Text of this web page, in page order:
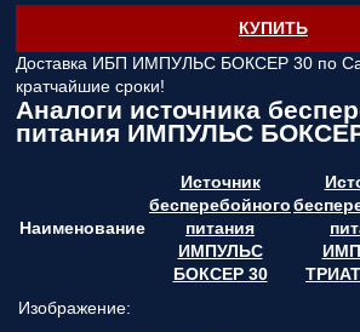
КУПИТЬ
Доставка ИБП ИМПУЛЬС БОКСЕР 30 по
кратчайшие сроки!
Аналоги источника
питания ИМПУЛЬС
Наименование
Источник
бесперебойного
питания
ИМПУЛЬС
БОКСЕР 30
Изображение: